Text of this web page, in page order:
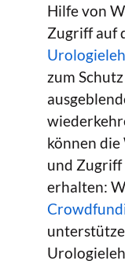
Hilfe von
Zugriff auf
zum
können
und Zugriff
erhalten: